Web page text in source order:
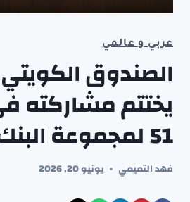
عربي و عالمي
الصندوق الكويتي
يختتم مشاركته
51 لمجموعة البنك الإسلامي
فهد التميمي يونيو 20, 2026